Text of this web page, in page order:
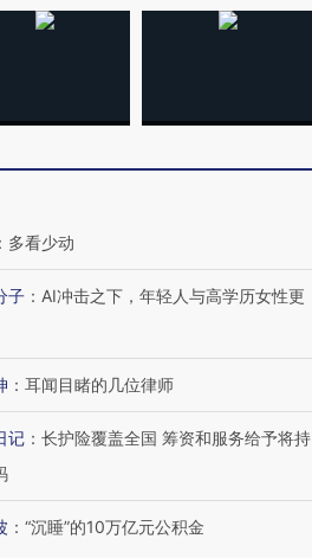
走私7万
： 多看少动
子 ： AI冲击之下，年轻人与高学历女性更
： 耳闻目睹的几位律师
记 ： 长护险覆盖全国 筹资和服务给予将持
： “沉睡”的10万亿元公积金